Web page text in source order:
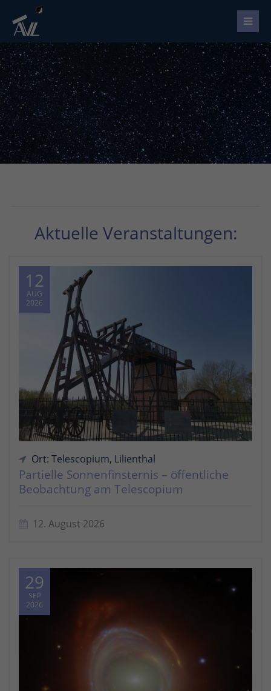
Aktuelle Veranstaltungen:
12
AUG
2026
Ort: Telescopium, Lilienthal
Partielle Sonnenfinsternis – öffentliche
Beobachtung am Telescopium
12. August 2026
29
SEP
2026